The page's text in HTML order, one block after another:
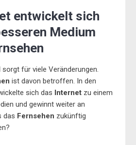
entwickelt sich
Medium
sorgt für viele Veränderungen.
ist davon betroffen. In den
sich das Internet zu einem
und gewinnt weiter an
das Fernsehen zukünftig